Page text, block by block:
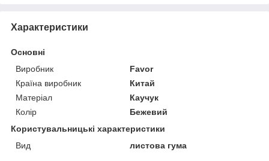
Характеристики
Основні
Виробник
Favor
Країна виробник
Китай
Матеріал
Каучук
Колір
Бежевий
Користувальницькі характеристики
Вид
листова гума